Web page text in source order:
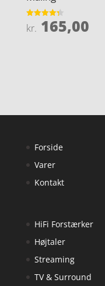
Vurderet
4.3
kr. 165,00
Forside
Varer
Kontakt
HiFi Forstærker
Højtaler
Streaming
TV & Surround